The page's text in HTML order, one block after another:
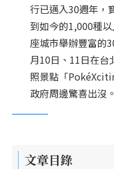
行已邁入30週年，
到如今的1,000種
座城市舉辦豐富的
月10日、11日在台
照景點「
政府周邊驚喜出沒。
文章目錄